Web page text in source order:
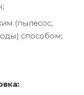
(пылесос,
способом;